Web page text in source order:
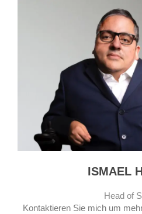
ISMAEL
Head of
Kontaktieren Sie mich um